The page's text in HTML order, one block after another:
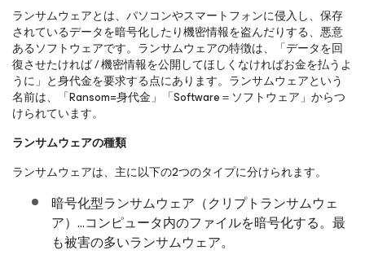
ランサムウェアとは、パソコンやスマートフォンに侵入し、保存
されているデータを暗号化したり機密情報を盗んだりする、悪意
あるソフトウェアです。ランサムウェアの特徴は、「データを回
復させたければ / 機密情報を公開してほしくなければお金を払うよ
うに」と身代金を要求する点にあります。ランサムウェアという
名前は、「Ransom=身代金」「Software＝ソフトウェア」からつ
けられています。
ランサムウェアの種類
ランサムウェアは、主に以下の2つのタイプに分けられます。
暗号化型ランサムウェア（クリプトランサムウェ
ア）…コンピュータ内のファイルを暗号化する。最
も被害の多いランサムウェア。